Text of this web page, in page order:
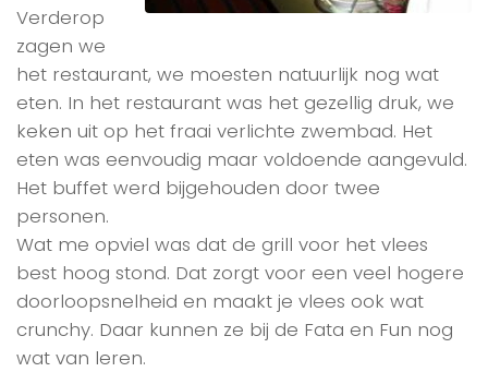
Verderop
zagen we
het restaurant, we moesten natuurlijk nog wat
eten. In het restaurant was het gezellig druk, we
keken uit op het fraai verlichte zwembad. Het
eten was eenvoudig maar voldoende aangevuld.
Het buffet werd bijgehouden door twee
personen.
Wat me opviel was dat de grill voor het vlees
best hoog stond. Dat zorgt voor een veel hogere
doorloopsnelheid en maakt je vlees ook wat
crunchy. Daar kunnen ze bij de Fata en Fun nog
wat van leren.